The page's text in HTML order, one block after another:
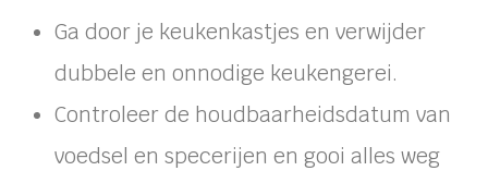
Ga door je keukenkastjes en verwijder
dubbele en onnodige keukengerei.
Controleer de houdbaarheidsdatum van
voedsel en specerijen en gooi alles weg